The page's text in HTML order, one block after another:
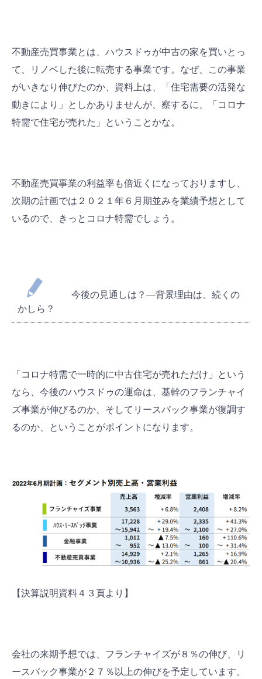
不動産売買事業とは、ハウスドゥが中古の家を買いとっ
て、リノベした後に転売する事業です。なぜ、この事業
がいきなり伸びたのか、資料上は、「住宅需要の活発な
動きにより」としかありませんが、察するに、「コロナ
特需で住宅が売れた」ということかな。
不動産売買事業の利益率も倍近くになっておりますし、
次期の計画では２０２１年６月期並みを業績予想として
いるので、きっとコロナ特需でしょう。
今後の見通しは？―背景理由は、続くの
かしら？
「コロナ特需で一時的に中古住宅が売れただけ」という
なら、今後のハウスドゥの運命は、基幹のフランチャイ
ズ事業が伸びるのか、そしてリースバック事業が復調す
るのか、ということがポイントになります。
【決算説明資料４３頁より】
会社の来期予想では、フランチャイズが８％の伸び、リ
ースバック事業が２７％以上の伸びを予定しています。